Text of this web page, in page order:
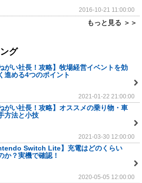
2016-10-21 11:00:00
もっと見る ＞＞
グ
がい社長！攻略】牧場経営イベントを効
進める4つのポイント
2021-01-22 21:00:00
がい社長！攻略】オススメの乗り物・車
方法と小技
2021-03-30 12:00:00
Switch Lite】充電はどのくらい
か？実機で確認！
2020-05-05 12:00:00